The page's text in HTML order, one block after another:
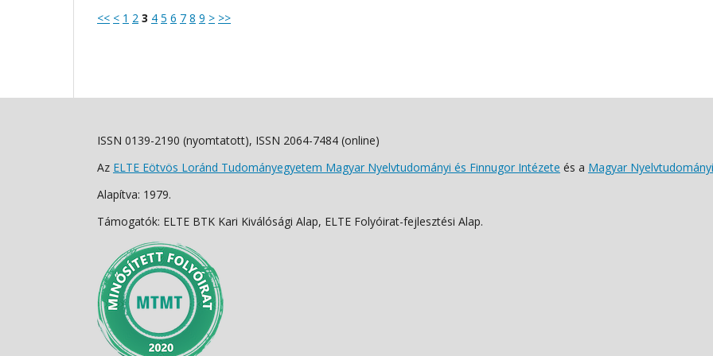
<< < 1 2 3 4 5 6 7 8 9 > >>
ISSN 0139-2190 (nyomtatott), ISSN 2064-7484 (online)
Az ELTE Eötvös Loránd Tudományegyetem Magyar Nyelvtudományi és Finnugor Intézete és a Magyar
Alapítva: 1979.
Támogatók: ELTE BTK Kari Kiválósági Alap, ELTE Folyóirat-fejlesztési Alap.